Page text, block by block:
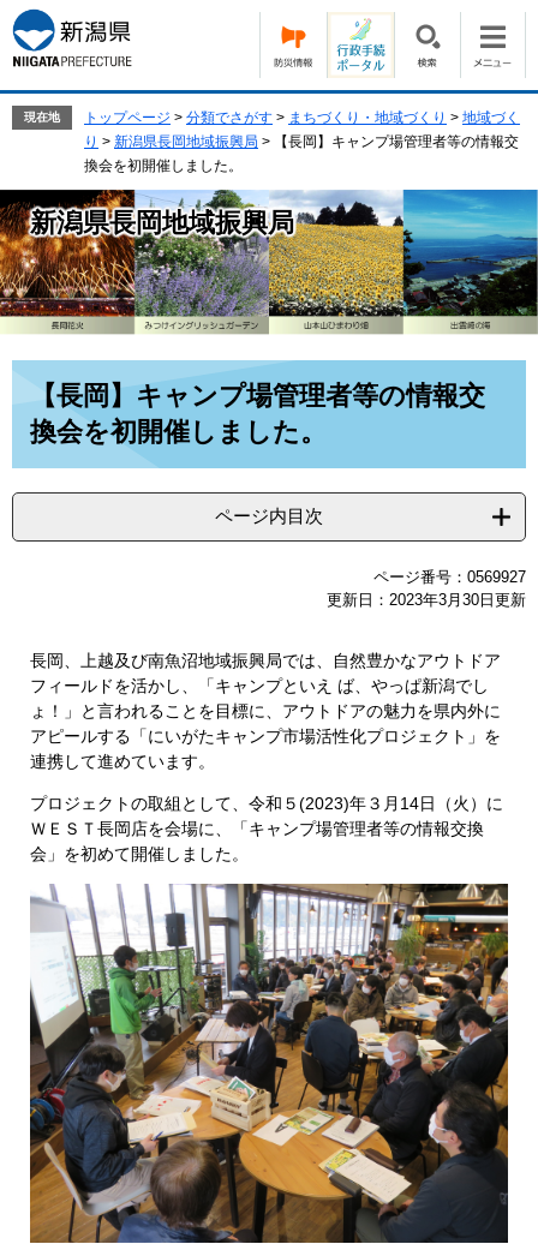
ー
ジ
の
す。
ニ
ュ
ー
し
て
本
文
へ
現在地 トップページ > 分類でさがす > まちづくり・地域づくり > 地域づく
り > 新潟県長岡地域振興局 >
【長岡】キャンプ場管理者等の情報交
換会を初開催しました。
新潟県長岡地域振興局
【長岡】キャンプ場管理者等の情報交
換会を初開催しました。
ページ内目次
ページ番号：0569927
更新日：2023年3月30日更新
長岡、上越及び南魚沼地域振興局では、自然豊かなアウトドア
フィールドを活かし、「キャンプといえ ば、やっぱ新潟でし
ょ！」と言われることを目標に、アウトドアの魅力を県内外に
アピールする「にいがたキャンプ市場活性化プロジェクト」を
連携して進めています。
プロジェクトの取組として、令和５(2023)年３月14日（火）に
ＷＥＳＴ長岡店を会場に、「キャンプ場管理者等の情報交換
会」を初めて開催しました。